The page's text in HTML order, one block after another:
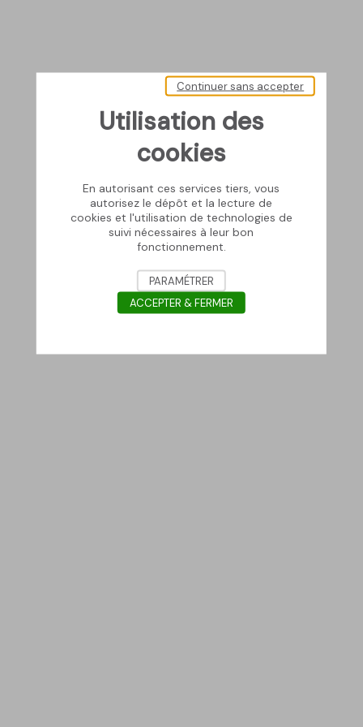
Utilisation des
cookies
En autorisant ces services tiers, vous
autorisez le dépôt et la lecture de
cookies et l'utilisation de technologies de
suivi nécessaires à leur bon
fonctionnement.
Continuer sans accepter
PARAMÉTRER
ACCEPTER & FERMER